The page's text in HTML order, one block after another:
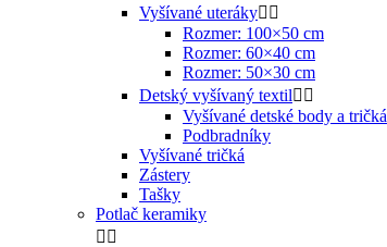
Vyšívané uteráky 
Rozmer: 100×50 cm
Rozmer: 60×40 cm
Rozmer: 50×30 cm
Detský vyšívaný textil 
Vyšívané detské body a tričká
Podbradníky
Vyšívané tričká
Zástery
Tašky
Potlač keramiky
 